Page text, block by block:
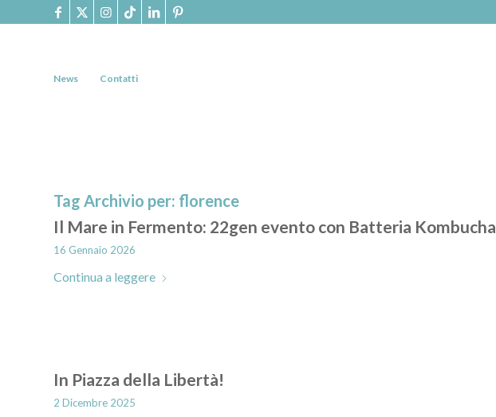
News Contatti
Tag Archivio per: florence
Il Mare in Fermento: 22gen evento con Batteria Kombucha
16 Gennaio 2026
Continua a leggere
In Piazza della Libertà!
2 Dicembre 2025